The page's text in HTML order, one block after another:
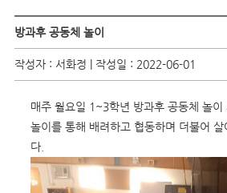
방과후 공동체 놀이
작성자 : 서화정 | 작성일 : 2022-06-01
매주 월요일 1~3학년 방과후 공동체 놀이
놀이를 통해 배려하고 협동하며 더불어 살
다.